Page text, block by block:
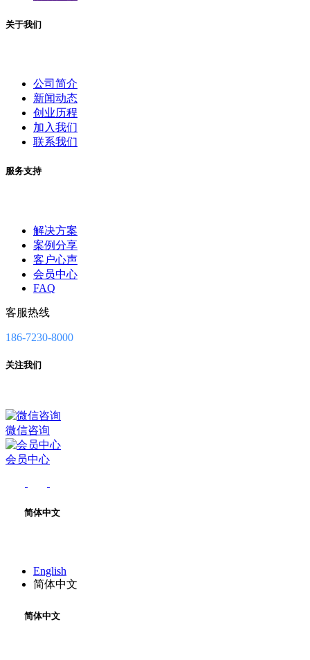
关于我们
公司简介
新闻动态
创业历程
加入我们
联系我们
服务支持
解决方案
案例分享
客户心声
会员中心
FAQ
客服热线
186-7230-8000
关注我们
微信咨询
会员中心
简体中文
English
简体中文
简体中文